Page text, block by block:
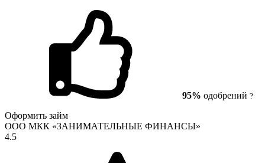
95% одобрений ?
Оформить займ
ООО МКК «ЗАНИМАТЕЛЬНЫЕ ФИНАНСЫ»
4.5